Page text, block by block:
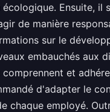
Ensuite, il
de manière
sur le
embauchés aux
et
d'adapter le
chaque employé.